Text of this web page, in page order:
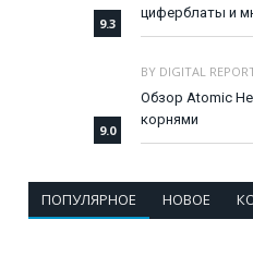
9.3
циферблаты и
9.0
BY DIGITAL
Обзор Atomic
корнями
ПОПУЛЯРНОЕ НОВОЕ